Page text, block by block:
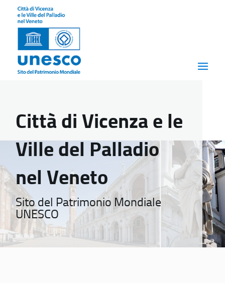
Città di Vicenza e le
Ville del Palladio
nel Veneto
Sito del Patrimonio Mondiale
UNESCO